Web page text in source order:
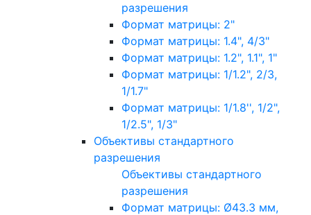
разрешения
Формат матрицы: 2"
Формат матрицы: 1.4", 4/3"
Формат матрицы: 1.2", 1.1", 1"
Формат матрицы: 1/1.2", 2/3,
1/1.7"
Формат матрицы: 1/1.8'', 1/2",
1/2.5", 1/3"
Объективы стандартного
разрешения
Объективы стандартного
разрешения
Формат матрицы: Ø43.3 мм,